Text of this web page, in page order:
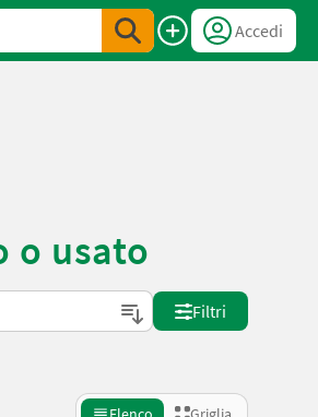
Accedi
o usato
Filtri